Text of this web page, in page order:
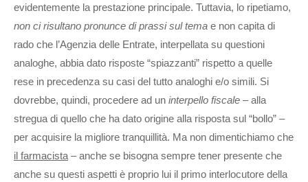
evidentemente la prestazione principale. Tuttavia, lo ripetiamo,
non ci risultano pronunce di prassi sul tema e non capita di
rado che l’Agenzia delle Entrate, interpellata su questioni
analoghe, abbia dato risposte “spiazzanti” rispetto a quelle
rese in precedenza su casi del tutto analoghi e/o simili. Si
dovrebbe, quindi, procedere ad un interpello fiscale – alla
stregua di quello che ha dato origine alla risposta sul “bollo” –
per acquisire la migliore tranquillità. Ma non dimentichiamo che
il farmacista – anche se bisogna sempre tener presente che
anche su questi aspetti è proprio lui il primo interlocutore della